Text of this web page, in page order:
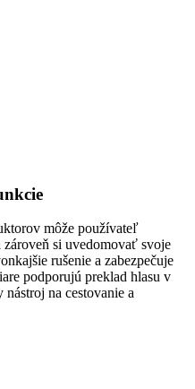
môže používateľ
si uvedomovať svoje
rušenie a zabezpečuje
podporujú preklad hlasu v
na cestovanie a